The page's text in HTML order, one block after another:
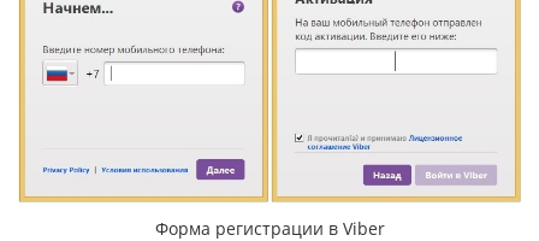
Форма регистрации в Viber